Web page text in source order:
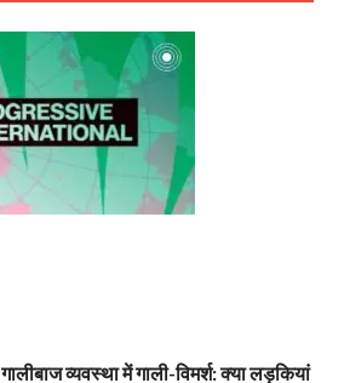
गालीबाज व्‍यवस्‍था में गाली-विमर्श: क्या लड़कियां